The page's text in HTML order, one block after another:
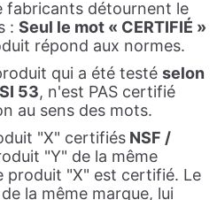
fabricants détournent le
: Seul le mot « CERTIFIÉ »
répond aux normes.
qui a été testé selon
53, n'est PAS certifié
au sens des mots.
"X" certifiés NSF /
"Y" de la même
produit "X" est certifié. Le
la même marque, lui